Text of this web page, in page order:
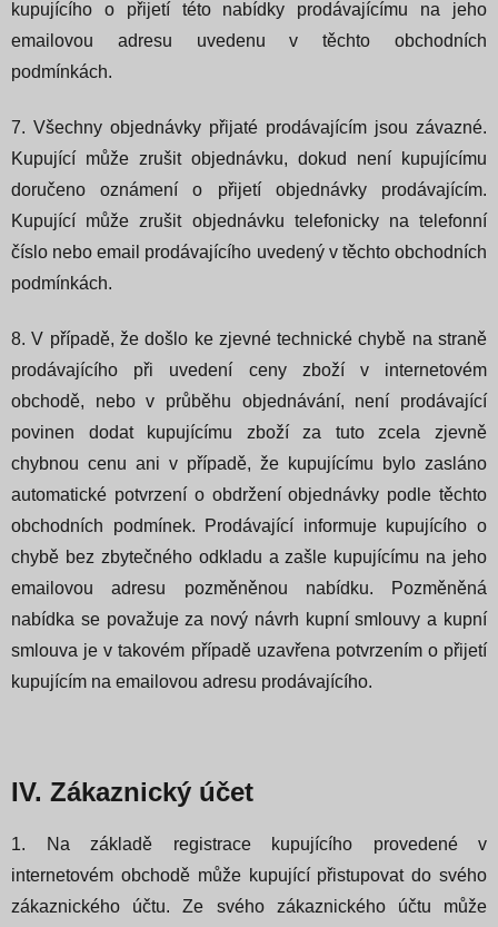
kupujícího o přijetí této nabídky prodávajícímu na jeho
emailovou adresu uvedenu v těchto obchodních
podmínkách.
7. Všechny objednávky přijaté prodávajícím jsou závazné.
Kupující může zrušit objednávku, dokud není kupujícímu
doručeno oznámení o přijetí objednávky prodávajícím.
Kupující může zrušit objednávku telefonicky na telefonní
číslo nebo email prodávajícího uvedený v těchto obchodních
podmínkách.
8. V případě, že došlo ke zjevné technické chybě na straně
prodávajícího při uvedení ceny zboží v internetovém
obchodě, nebo v průběhu objednávání, není prodávající
povinen dodat kupujícímu zboží za tuto zcela zjevně
chybnou cenu ani v případě, že kupujícímu bylo zasláno
automatické potvrzení o obdržení objednávky podle těchto
obchodních podmínek. Prodávající informuje kupujícího o
chybě bez zbytečného odkladu a zašle kupujícímu na jeho
emailovou adresu pozměněnou nabídku. Pozměněná
nabídka se považuje za nový návrh kupní smlouvy a kupní
smlouva je v takovém případě uzavřena potvrzením o přijetí
kupujícím na emailovou adresu prodávajícího.
IV. Zákaznický účet
1. Na základě registrace kupujícího provedené v
internetovém obchodě může kupující přistupovat do svého
zákaznického účtu. Ze svého zákaznického účtu může